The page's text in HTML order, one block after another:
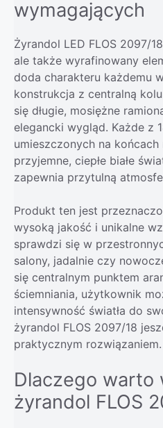
wymagających
Żyrandol LED FLOS 2097/
ale także wyrafinowany
doda charakteru każdemu
konstrukcja z centralną
się długie, mosiężne
elegancki wygląd. Każde z
umieszczonych na
przyjemne, ciepłe białe
zapewnia przytulną
Produkt ten jest
wysoką jakość i unikalne
sprawdzi się w
salony, jadalnie czy
się centralnym punktem
ściemniania, użytkownik
intensywność światła do
żyrandol FLOS 2097/18
praktycznym rozwiązaniem.
Dlaczego warto
żyrandol FLOS